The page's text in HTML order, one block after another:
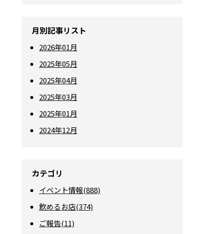
月別記事リスト
2026年01月
2025年05月
2025年04月
2025年03月
2025年01月
2024年12月
カテゴリ
イベント情報(888)
飲めるお店(374)
ご報告(11)